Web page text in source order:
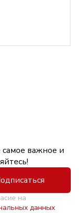
важное и
на
данных